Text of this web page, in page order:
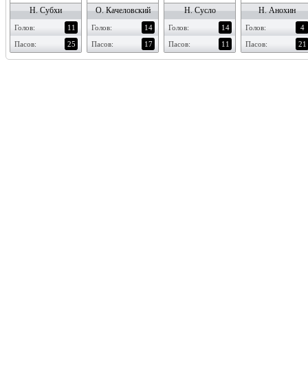
Н. Субхи
Голов:
11
Пасов:
25
О. Качеловский
Голов:
14
Пасов:
17
Н. Сусло
Голов:
14
Пасов:
11
Н. Анохин
Голов:
4
Пасов:
21